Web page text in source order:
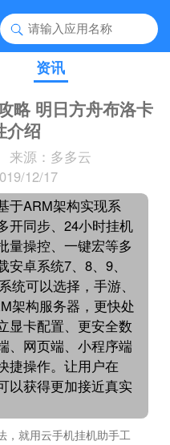
资讯
略 明日方舟布洛卡
介绍
来源：多多云
12/17
于ARM架构实现系
开同步、24小时挂机
量操控、一键宏等多
卓系统7、8、9、
统可以选择，手游、
架构服务器，更快处
显卡配置、更安全数
、网页端、小程序端
捷操作。让用户在
以获得更加接近真实
，就用云手机挂机助手工